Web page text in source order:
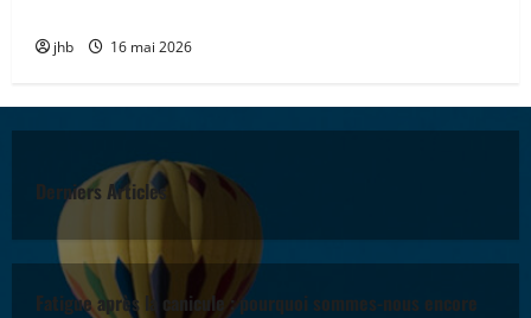
jhb 16 mai 2026
Derniers Articles
Fatigue après la canicule : pourquoi sommes-nous encore